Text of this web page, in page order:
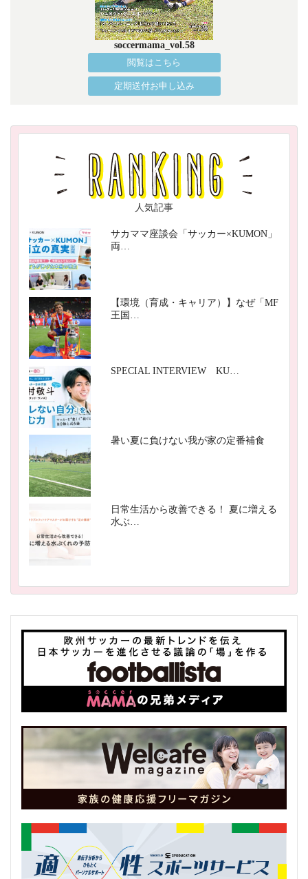
soccermama_vol.58
閲覧はこちら
定期送付お申し込み
人気記事
サカママ座談会「サッカー×KUMON」
両…
【環境（育成・キャリア）】なぜ「MF
王国…
SPECIAL INTERVIEW KU…
暑い夏に負けない我が家の定番補食
日常生活から改善できる！ 夏に増える
水ぶ…